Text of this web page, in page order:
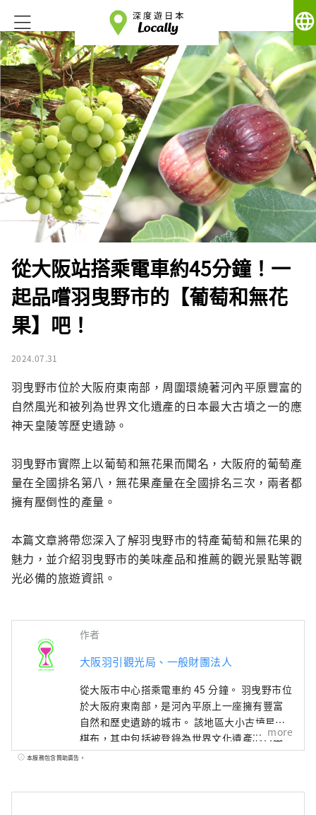
language
從大阪站搭乘電車約45分鐘！一
起品嚐羽曳野市的【葡萄和無花
果】吧！
2024.07.31
羽曳野市位於大阪府東南部，周圍環繞著河內平原豐富的
自然風光和被列為世界文化遺產的日本最大古墳之一的應
神天皇陵等歷史遺跡。
羽曳野市實際上以葡萄和無花果而聞名，大阪府的葡萄產
量在全國排名第八，無花果產量在全國排名三次，兩者都
擁有壓倒性的產量。
本篇文章將帶您深入了解羽曳野市的特產葡萄和無花果的
魅力，並介紹羽曳野市的美味產品和推薦的觀光景點等觀
光必備的旅遊資訊。
作者
大阪羽引觀光局、一般財團法人
從大阪市中心搭乘電車約 45 分鐘。 羽曳野市位
於大阪府東南部，是河內平原上一座擁有豐富
自然和歷史遺跡的城市。 該地區大小古墳星羅
棋布，其中包括被登錄為世界文化遺產的日本
最大的古墳——應神天皇陵，是伴隨人們生活的
more
本服務包含贊助廣告。